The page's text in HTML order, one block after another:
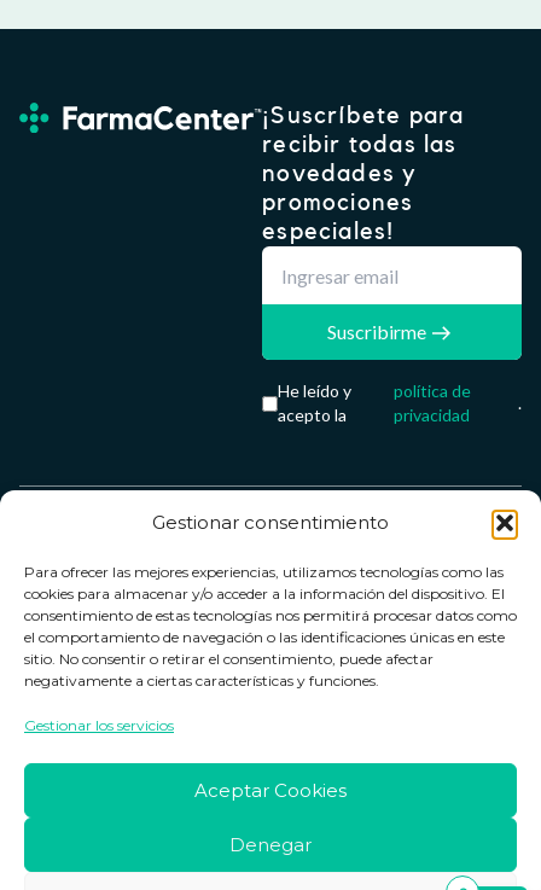
Gestionar consentimiento
Para ofrecer las mejores experiencias, utilizamos tecnologías como las
cookies para almacenar y/o acceder a la información del dispositivo. El
consentimiento de estas tecnologías nos permitirá procesar datos como
el comportamiento de navegación o las identificaciones únicas en este
sitio. No consentir o retirar el consentimiento, puede afectar
negativamente a ciertas características y funciones.
Gestionar los servicios
Aceptar Cookies
Denegar
¡Suscríbete para
recibir todas las
novedades y
promociones
especiales!
Suscribirme
He leído y
acepto la
política de
privacidad
.
Contacto
Contacto
Política de
devoluciones
Horario de
Lun. a Vie.:
18:00h
Términos y
condiciones
Política de
privacidad
cookies
Farmacenter
digital, S.L
B24836249
info@farmacenter.es
de pago